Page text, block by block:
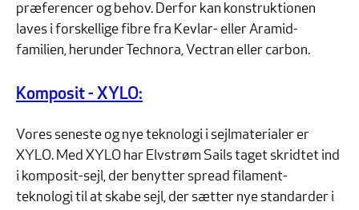
præferencer og behov. Derfor kan konstruktionen
laves i forskellige fibre fra Kevlar- eller Aramid-
familien, herunder Technora, Vectran eller carbon.
Komposit - XYLO:
Vores seneste og nye teknologi i sejlmaterialer er
XYLO. Med XYLO har Elvstrøm Sails taget skridtet ind
i komposit-sejl, der benytter spread filament-
teknologi til at skabe sejl, der sætter nye standarder i